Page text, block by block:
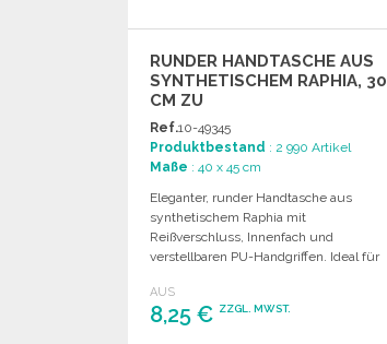
RUNDER HANDTASCHE AUS
SYNTHETISCHEM RAPHIA, 30
CM ZU
GROSSHANDELSPREISEN
Ref.10-49345
Produktbestand : 2 990 Artikel
Maße : 40 x 45 cm
Eleganter, runder Handtasche aus
synthetischem Raphia mit
Reißverschluss, Innenfach und
verstellbaren PU-Handgriffen. Ideal für
AUS
8,25 € ZZGL. MWST.